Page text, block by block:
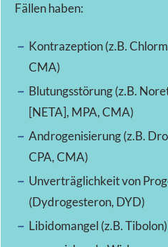
Fällen haben:
Kontrazeption (z.B.
CMA)
Blutungsstörung (z.B.
[NETA], MPA, CMA)
Androgenisierung (z.B.
CPA, CMA)
Unverträglichkeit von
(Dydrogesteron, DYD)
Libidomangel (z.B. Tibolon)